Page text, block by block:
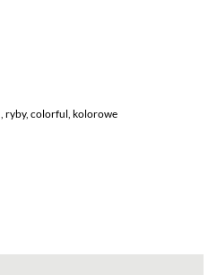
ryby, colorful, kolorowe